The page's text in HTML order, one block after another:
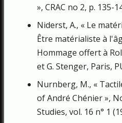
», CRAC no 2, p. 135-
Niderst, A., « Le
Être matérialiste à
Hommage offert à
et G. Stenger, Paris,
Nurnberg, M., «
of André Chénier »,
Studies, vol. 16 n° 1